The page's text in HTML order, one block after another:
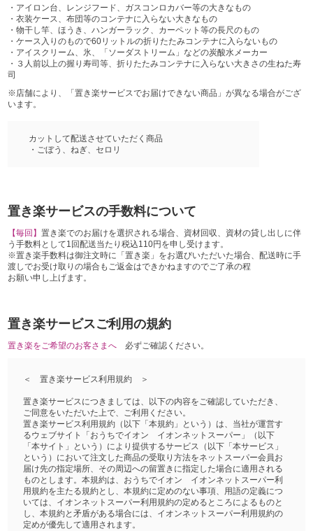
・アイロン台、レンジフード、ガスコンロカバー等の大きなもの
・衣装ケース、布団等のコンテナに入らない大きなもの
・物干し竿、ほうき、ハンガーラック、カーペット等の長尺のもの
・ケース入りのもので60リットルの折りたたみコンテナに入らないもの
・アイスクリーム、氷、「ソーダストリーム」などの炭酸水メーカー
・３人前以上の握り寿司等、折りたたみコンテナに入らない大きさの生ねた寿
司
※店舗により、「置き楽サービスでお届けできない商品」が異なる場合がござ
います。
カットして配送させていただく商品
・ごぼう、ねぎ、セロリ
置き楽サービスの手数料について
【毎回】置き楽でのお届けを選択される場合、資材回収、資材の貸し出しに伴
う手数料として1回配送当たり税込110円を申し受けます。
※置き楽手数料は御注文時に「置き楽」をお選びいただいた場合、配送時に手
渡しでお受け取りの場合もご返金はできかねますのでご了承の程
お願い申し上げます。
置き楽サービスご利用の規約
置き楽をご希望のお客さまへ 必ずご確認ください。
＜ 置き楽サービス利用規約 ＞
置き楽サービスにつきましては、以下の内容をご確認していただき、
ご同意をいただいた上で、ご利用ください。
置き楽サービス利用規約（以下「本規約」という）は、当社が運営す
るウェブサイト「おうちでイオン イオンネットスーパー」（以下
「本サイト」という）により提供するサービス（以下「本サービス」
という）において注文した商品の受取り方法をネットスーパー会員お
届け先の指定場所、その周辺への留置きに指定した場合に適用される
ものとします。本規約は、おうちでイオン イオンネットスーパー利
用規約を主たる規約とし、本規約に定めのない事項、用語の定義につ
いては、イオンネットスーパー利用規約の定めるところによるものと
し、本規約と矛盾がある場合には、イオンネットスーパー利用規約の
定めが優先して適用されます。